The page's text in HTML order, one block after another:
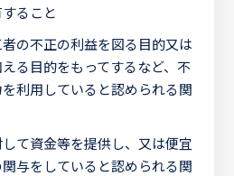
ること
の不正の利益を図る目的又は
る目的をもってするなど、不
利用していると認められる関
て資金等を提供し、又は便宜
与をしていると認められる関